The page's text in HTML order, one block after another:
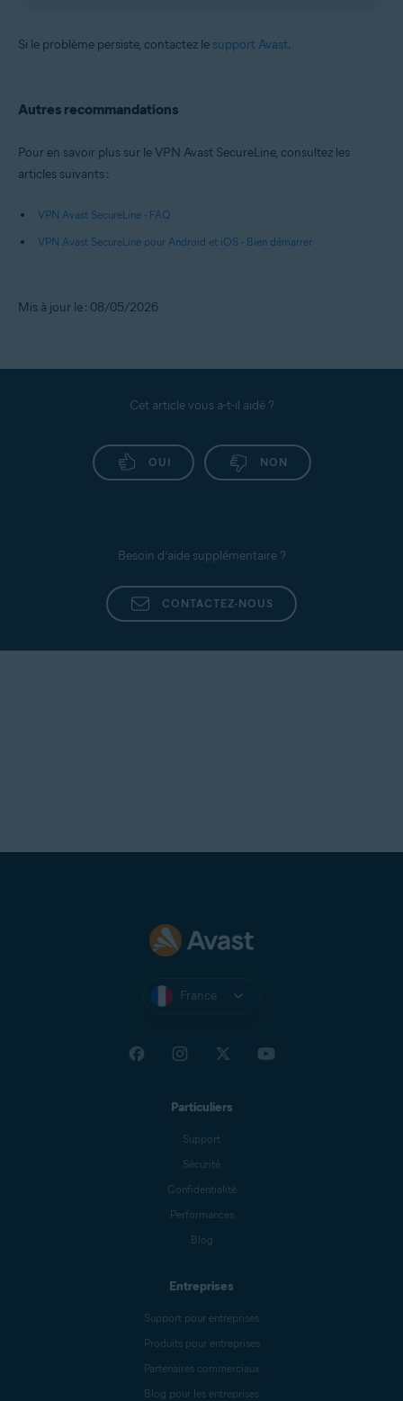
Si le problème persiste, contactez le support Avast.
Autres recommandations
Pour en savoir plus sur le VPN Avast SecureLine, consultez les
articles suivants :
VPN Avast SecureLine - FAQ
VPN Avast SecureLine pour Android et iOS - Bien démarrer
Mis à jour le : 08/05/2026
Cet article vous a-t-il aidé ?
OUI NON
Besoin d’aide supplémentaire ?
CONTACTEZ-NOUS
France
Particuliers
Support
Sécurité
Confidentialité
Performances
Blog
Entreprises
Support pour entreprises
Produits pour entreprises
Partenaires commerciaux
Blog pour les entreprises